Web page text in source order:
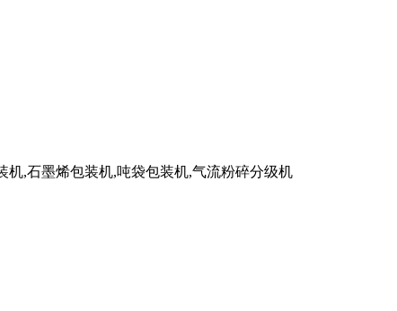
,石墨烯包装机,吨袋包装机,气流粉碎分级机